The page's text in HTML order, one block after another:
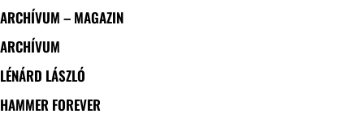
ARCHÍVUM – MAGAZIN
ARCHÍVUM
LÉNÁRD LÁSZLÓ
HAMMER FOREVER